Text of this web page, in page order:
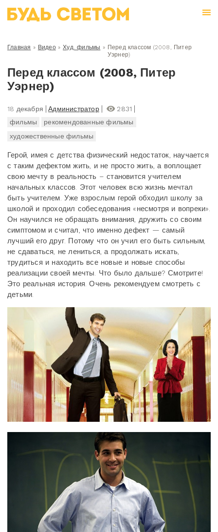
Главная » Видео» Худ. фильмы » Перед классом (2008, Питер
Уэрнер)
Перед классом (2008, Питер
Уэрнер)
18 декабря Администратор
2831
фильмы
рекомендованные фильмы
художественные фильмы
Герой, имея с детства физический недостаток, научается
с таким дефектом жить, и не просто жить, а воплощает
свою мечту в реальность – становится учителем
начальных классов. Этот человек всю жизнь мечтал
быть учителем. Уже взрослым герой обходил школу за
школой и проходил собеседования «несмотря и вопреки».
Он научился не обращать внимания, дружить со своим
симптомом и считал, что именно дефект — самый
лучший его друг. Потому что он учил его быть сильным,
не сдаваться, не лениться, а продолжать искать,
трудиться и находить все новые и новые способы
реализации своей мечты. Что было дальше? Смотрите!
Это реальная история. Очень рекомендуем смотреть с
детьми.